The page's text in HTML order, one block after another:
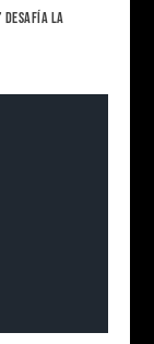
DESAFÍA LA